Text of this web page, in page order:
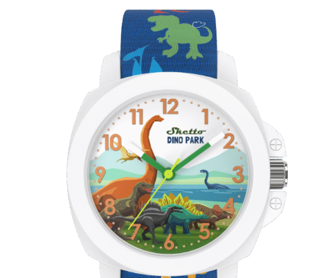
Hello Kitty 小童尼龍錶
98.00
Hello Kitty 小童尼龍錶
98.00
Little Twin Stars 小童尼龍 ...
$98.00
小童尼龍錶帶 – 玫 ...
$88.00